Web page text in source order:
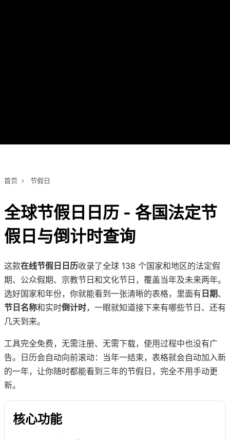
首页 › 节假日
全球节假日日历 - 各国法定节
假日与倒计时查询
这款在线节假日日历收录了全球 138 个国家和地区的法定假
期、公众假期、宗教节日和文化节日，覆盖当年及未来两年。
选好国家和年份，你就能看到一张清晰的表格，里面有 日期、
节日名称和实时倒计时，一眼就知道接下来有哪些节日、还有
几天到来。
工具完全免费，无需注册、无需下载，使用过程中也没有广
告。日历会自动向前滚动：当年一结束，表格就会自动加入新
的一年，让你随时都能看到三年的节假日，完全不用手动更
新。
核心功能